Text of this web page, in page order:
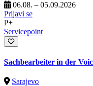
06.08. – 05.09.2026
Prijavi se
P+
Servicepoint
Sachbearbeiter in der
Sarajevo